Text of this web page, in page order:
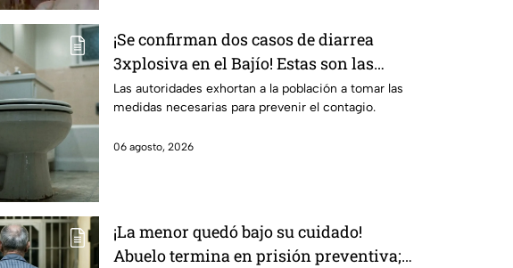
¡Se confirman dos casos de diarrea
3xplosiva en el Bajío! Estas son las
medidas para evitar el contagio
Las autoridades exhortan a la población a tomar las
medidas necesarias para prevenir el contagio.
06 agosto, 2026
¡La menor quedó bajo su cuidado!
Abuelo termina en prisión preventiva;